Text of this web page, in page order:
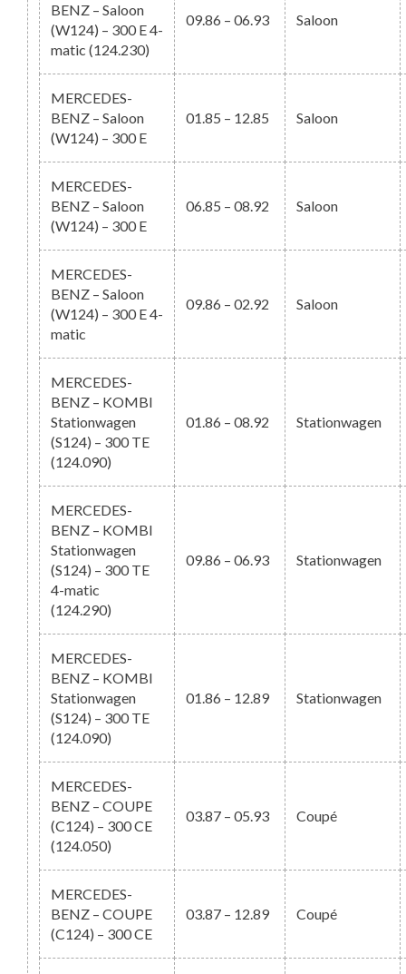
BENZ – Saloon
(W124) – 300 E 4-
matic (124.230)
09.86 – 06.93 Saloon
MERCEDES-
BENZ – Saloon
(W124) – 300 E
01.85 – 12.85 Saloon
MERCEDES-
BENZ – Saloon
(W124) – 300 E
06.85 – 08.92 Saloon
MERCEDES-
BENZ – Saloon
(W124) – 300 E 4-
matic
09.86 – 02.92 Saloon
MERCEDES-
BENZ – KOMBI
Stationwagen
(S124) – 300 TE
(124.090)
01.86 – 08.92 Stationwagen
MERCEDES-
BENZ – KOMBI
Stationwagen
(S124) – 300 TE
4-matic
(124.290)
09.86 – 06.93 Stationwagen
MERCEDES-
BENZ – KOMBI
Stationwagen
(S124) – 300 TE
(124.090)
01.86 – 12.89 Stationwagen
MERCEDES-
BENZ – COUPE
(C124) – 300 CE
(124.050)
03.87 – 05.93 Coupé
MERCEDES-
BENZ – COUPE
(C124) – 300 CE
03.87 – 12.89 Coupé